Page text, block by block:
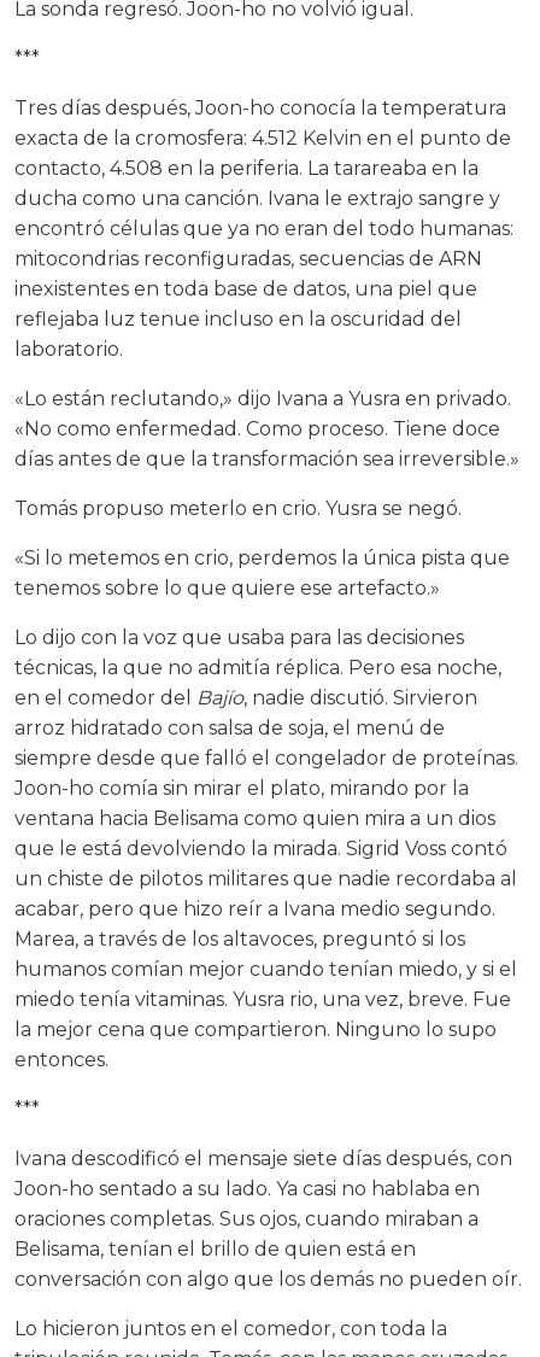
La sonda regresó. Joon-ho no volvió igual.
***
Tres días después, Joon-ho conocía la temperatura
exacta de la cromosfera: 4.512 Kelvin en el punto de
contacto, 4.508 en la periferia. La tarareaba en la
ducha como una canción. Ivana le extrajo sangre y
encontró células que ya no eran del todo humanas:
mitocondrias reconfiguradas, secuencias de ARN
inexistentes en toda base de datos, una piel que
reflejaba luz tenue incluso en la oscuridad del
laboratorio.
«Lo están reclutando,» dijo Ivana a Yusra en privado.
«No como enfermedad. Como proceso. Tiene doce
días antes de que la transformación sea irreversible.»
Tomás propuso meterlo en crio. Yusra se negó.
«Si lo metemos en crio, perdemos la única pista que
tenemos sobre lo que quiere ese artefacto.»
Lo dijo con la voz que usaba para las decisiones
técnicas, la que no admitía réplica. Pero esa noche,
en el comedor del
Bajío, nadie discutió. Sirvieron
arroz hidratado con salsa de soja, el menú de
siempre desde que falló el congelador de proteínas.
Joon-ho comía sin mirar el plato, mirando por la
ventana hacia Belisama como quien mira a un dios
que le está devolviendo la mirada. Sigrid Voss contó
un chiste de pilotos militares que nadie recordaba al
acabar, pero que hizo reír a Ivana medio segundo.
Marea, a través de los altavoces, preguntó si los
humanos comían mejor cuando tenían miedo, y si el
miedo tenía vitaminas. Yusra rio, una vez, breve. Fue
la mejor cena que compartieron. Ninguno lo supo
entonces.
***
Ivana descodificó el mensaje siete días después, con
Joon-ho sentado a su lado. Ya casi no hablaba en
oraciones completas. Sus ojos, cuando miraban a
Belisama, tenían el brillo de quien está en
conversación con algo que los demás no pueden oír.
Lo hicieron juntos en el comedor, con toda la